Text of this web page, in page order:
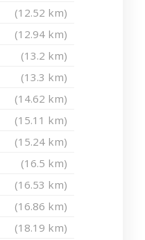
(12.52 km)
(12.94 km)
(13.2 km)
(13.3 km)
(14.62 km)
(15.11 km)
(15.24 km)
(16.5 km)
(16.53 km)
(16.86 km)
(18.19 km)